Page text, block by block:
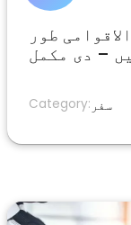
طور
ہیں – دی مکمل
Category: سفر